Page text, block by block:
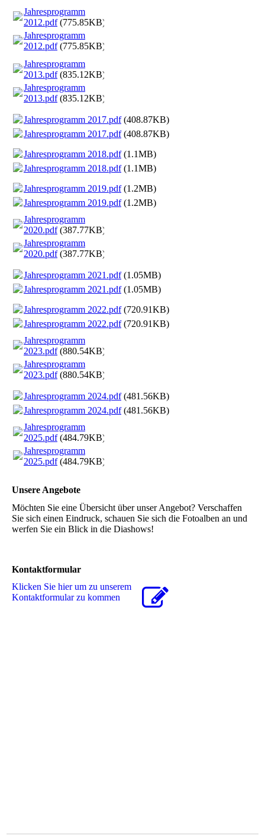
Jahresprogramm
2012.pdf(775.85KB)
Jahresprogramm
2012.pdf(775.85KB)
Jahresprogramm
2013.pdf(835.12KB)
Jahresprogramm
2013.pdf(835.12KB)
Jahresprogramm 2017.pdf(408.87KB)
Jahresprogramm 2017.pdf(408.87KB)
Jahresprogramm 2018.pdf(1.1MB)
Jahresprogramm 2018.pdf(1.1MB)
Jahresprogramm 2019.pdf(1.2MB)
Jahresprogramm 2019.pdf(1.2MB)
Jahresprogramm
2020.pdf(387.77KB)
Jahresprogramm
2020.pdf(387.77KB)
Jahresprogramm 2021.pdf(1.05MB)
Jahresprogramm 2021.pdf(1.05MB)
Jahresprogramm 2022.pdf(720.91KB)
Jahresprogramm 2022.pdf(720.91KB)
Jahresprogramm
2023.pdf(880.54KB)
Jahresprogramm
2023.pdf(880.54KB)
Jahresprogramm 2024.pdf(481.56KB)
Jahresprogramm 2024.pdf(481.56KB)
Jahresprogramm
2025.pdf(484.79KB)
Jahresprogramm
2025.pdf(484.79KB)
Unsere Angebote
Möchten Sie eine Übersicht über unser Angebot? Verschaffen
Sie sich einen Eindruck, schauen Sie sich die Fotoalben an und
werfen Sie ein Blick in die Diashows!
Kontaktformular
Klicken Sie hier um zu unserem
Kon­takt­for­mu­lar zu kommen